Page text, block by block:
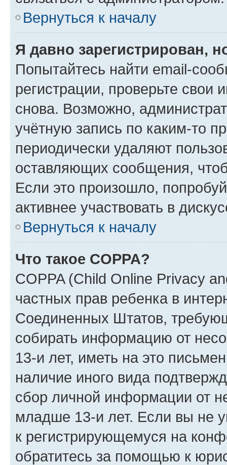
Вернуться к началу
Я давно зарегистрирован,
Попытайтесь найти email-
регистрации, проверьте свои
снова. Возможно,
учётную запись по каким-то
периодически удаляют
оставляющих сообщения,
Если это произошло,
активнее участвовать в
Вернуться к началу
Что такое COPPA?
COPPA (Child Online Privacy
частных прав ребенка в
Соединенных Штатов,
собирать информацию от
13-и лет, иметь на это
наличие иного вида
сбор личной информации от
младше 13-и лет. Если вы не
к регистрирующемуся на
обратитесь за помощью к